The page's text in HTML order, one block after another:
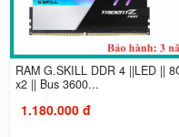
RAM G.SKILL DDR 4 ||LED ||
x2 || Bus 3600...
1.180.000 đ